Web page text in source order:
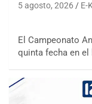
5 agosto, 2026 E-
El Campeonato
quinta fecha en